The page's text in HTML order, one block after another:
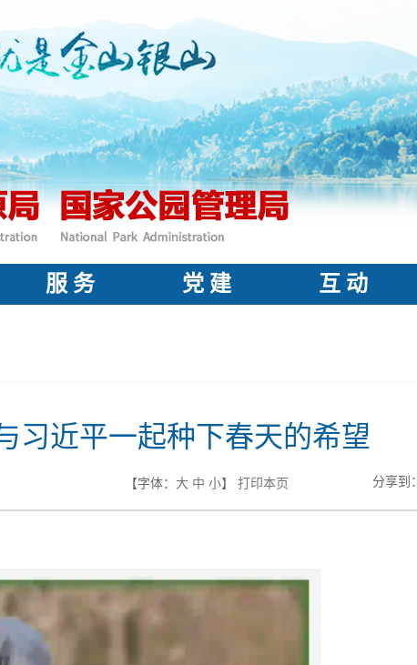
服 务 党 建 互 动
习近平一起种下春天的希望
【字体： 大 中 小】 打印本页 分享到：